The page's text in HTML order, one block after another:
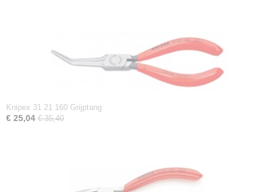
Knipex 31 21 160 Grijptang
€ 25,04 € 35,40